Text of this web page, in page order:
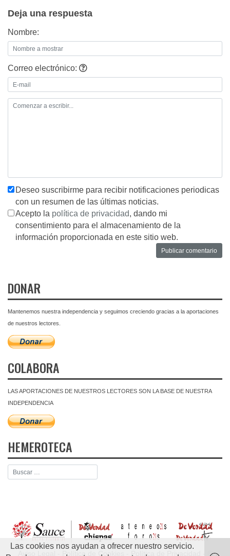
Deja una respuesta
Nombre:
Correo electrónico:
Deseo suscribirme para recibir notificaciones periodicas
con un resumen de las últimas noticias.
Acepto la política de privacidad, dando mi
consentimiento para el almacenamiento de la
información proporcionada en este sitio web.
DONAR
Mantenemos nuestra independencia y seguimos creciendo gracias a la aportaciones
de nuestros lectores.
COLABORA
LAS APORTACIONES DE NUESTROS LECTORES SON LA BASE DE NUESTRA
INDEPENDENCIA
HEMEROTECA
Aviso Legal Política de Cookies Política de Privacidad - ©
Las cookies nos ayudan a ofrecer nuestro servicio.